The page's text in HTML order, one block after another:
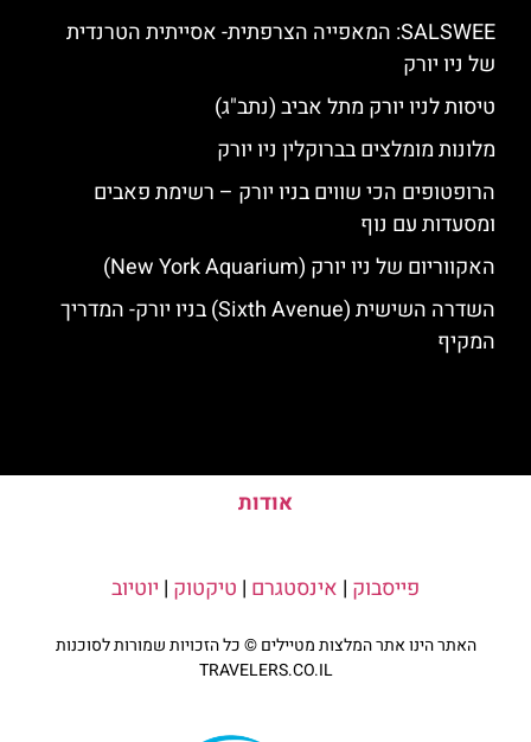
SALSWEE: המאפייה הצרפתית- אסייתית הטרנדית
של ניו יורק
טיסות לניו יורק מתל אביב (נתב"ג)
מלונות מומלצים בברוקלין ניו יורק
הרופטופים הכי שווים בניו יורק – רשימת פאבים
ומסעדות עם נוף
האקווריום של ניו יורק (New York Aquarium)
השדרה השישית (Sixth Avenue) בניו יורק- המדריך
המקיף
אודות
פייסבוק | אינסטגרם | טיקטוק | יוטיוב
האתר הינו אתר המלצות מטיילים © כל הזכויות שמורות לסוכנות
TRAVELERS.CO.IL